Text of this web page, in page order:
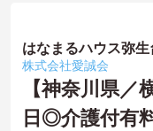
はなまるハウス弥
株式会社愛誠会
【神奈川県／
日◎介護付有